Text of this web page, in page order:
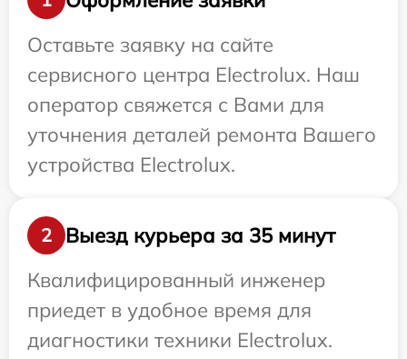
Оставьте заявку на сайте
сервисного центра Electrolux. Наш
оператор свяжется с Вами для
уточнения деталей ремонта Вашего
устройства Electrolux.
2
Выезд курьера за 35 минут
Квалифицированный инженер
приедет в удобное время для
диагностики техники Electrolux.